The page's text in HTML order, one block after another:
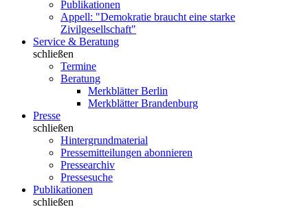
Publikationen
Appell: "Demokratie braucht eine starke
Zivilgesellschaft"
Service & Beratung
schließen
Termine
Beratung
Merkblätter Berlin
Merkblätter Brandenburg
Presse
schließen
Hintergrundmaterial
Pressemitteilungen abonnieren
Pressearchiv
Pressesuche
Publikationen
schließen